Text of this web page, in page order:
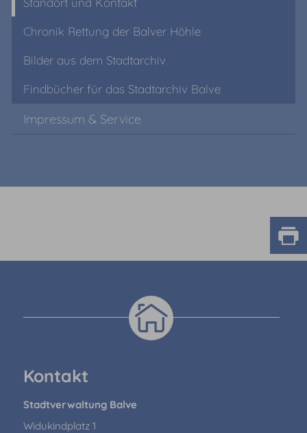
Chronik Rettung der Balver Höhle
Bilder aus dem Stadtarchiv
Findbücher für das Stadtarchiv Balve
Impressum & Service
Kontakt
Stadtverwaltung Balve
Widukindplatz 1